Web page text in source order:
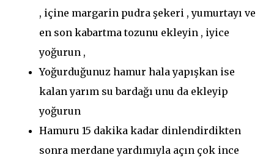
, içine margarin pudra şekeri , yumurtayı ve
en son kabartma tozunu ekleyin , iyice
yoğurun ,
Yoğurduğunuz hamur hala yapışkan ise
kalan yarım su bardağı unu da ekleyip
yoğurun
Hamuru 15 dakika kadar dinlendirdikten
sonra merdane yardımıyla açın çok ince